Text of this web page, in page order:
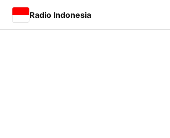
Radio Indonesia